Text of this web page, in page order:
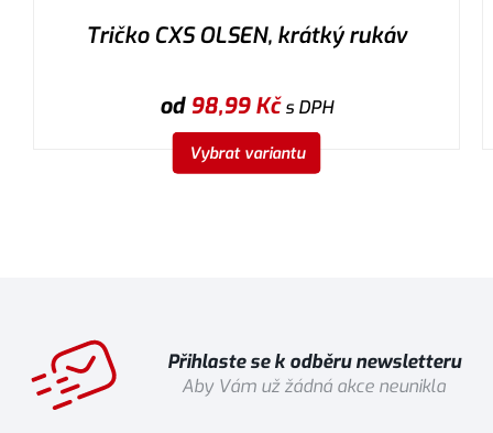
Tričko CXS OLSEN, krátký rukáv
od98,99Kčs DPH
Vybrat variantu
Přihlaste se k odběru newsletteru
Aby Vám už žádná akce neunikla